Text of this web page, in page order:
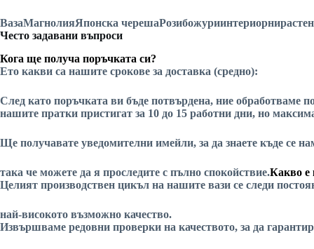
ВазаМагнолияЯпонска черешаРозибожуриинтериорни
Често задавани въпроси
Кога ще получа поръчката си?
Ето какви са нашите срокове за доставка (средно):
След като поръчката ви бъде потвърдена, ние обработваме
нашите пратки пристигат за 10 до 15 работни дни, но
Ще получавате уведомителни имейли, за да знаете къде се
така че можете да я проследите с пълно спокойствие.Какво е
Целият производствен цикъл на нашите вази се следи
най-високото възможно качество.
Извършваме редовни проверки на качеството, за да